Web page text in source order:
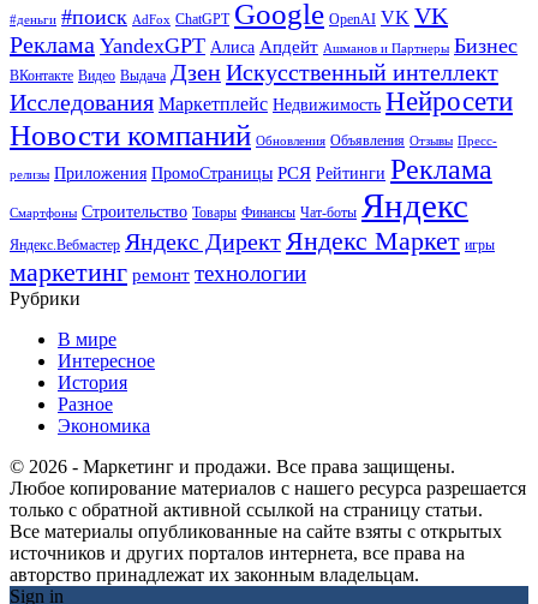
#деньги #поиск AdFox ChatGPT Google OpenAI VK VK
Реклама YandexGPT Алиса Апдейт Ашманов и Партнеры Бизнес
ВКонтакте Видео Выдача ДзенИскусственный интеллект
Исследования Маркетплейс Недвижимость Нейросети
Новости компаний Обновления Объявления Отзывы Пресс-
релизы Приложения ПромоСтраницы РСЯ Рейтинги Реклама
Смартфоны Строительство Товары Финансы Чат-боты Яндекс
Яндекс.Вебмастер Яндекс Директ Яндекс Маркет игры
маркетинг ремонт технологии
Рубрики
В мире
Интересное
История
Разное
Экономика
© 2026 - Маркетинг и продажи. Все права защищены.
Любое копирование материалов с нашего ресурса разрешается
только с обратной активной ссылкой на страницу статьи.
Все материалы опубликованные на сайте взяты с открытых
источников и других порталов интернета, все права на
авторство принадлежат их законным владельцам.
Sign in